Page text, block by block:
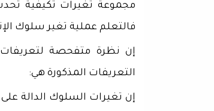
مجموعة تغيرات تكيفية
فالتعلم عملية تغير سلوك
إن نظرة متفحصة لتعريفات
التعريفات المذكورة هي:
إن تغيرات السلوك الدالة